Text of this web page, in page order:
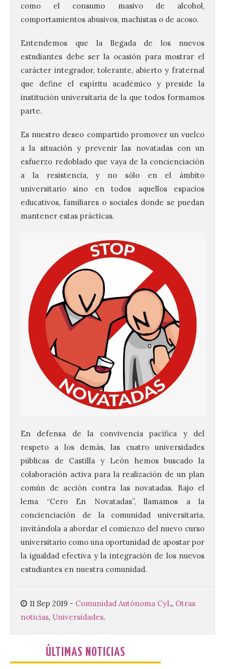
como el consumo masivo de alcohol,
comportamientos abusivos, machistas o de acoso.
Entendemos que la llegada de los nuevos
estudiantes debe ser la ocasión para mostrar el
carácter integrador, tolerante, abierto y fraternal
que define el espíritu académico y preside la
institución universitaria de la que todos formamos
parte.
Es nuestro deseo compartido promover un vuelco
a la situación y prevenir las novatadas con un
esfuerzo redoblado que vaya de la concienciación
a la resistencia, y no sólo en el ámbito
universitario sino en todos aquellos espacios
educativos, familiares o sociales donde se puedan
mantener estas prácticas.
En defensa de la convivencia pacífica y del
respeto a los demás, las cuatro universidades
públicas de Castilla y León hemos buscado la
colaboración activa para la realización de un plan
común de acción contra las novatadas. Bajo el
lema “Cero En Novatadas”, llamamos a la
concienciación de la comunidad universitaria,
invitándola a abordar el comienzo del nuevo curso
universitario como una oportunidad de apostar por
la igualdad efectiva y la integración de los nuevos
estudiantes en nuestra comunidad.
11 Sep 2019 - Comunidad Autónoma CyL, Otras
noticias, Universidades.
ÚLTIMAS NOTICIAS
La 69FIDMA ha acogido
este domingo una nueva
edición del Día de León y
Astorga.
10 Ago 2026
El presidente de la
Diputación de León,
Gerardo Álvarez Courel, y
Aller han participado en el
acto institucional organizado con motivo
del Día de León. Organizada por la
Cámara de Comercio de Gijón, FIDMA es
CIUDEN acoge un nuevo
Eduardo Chillida con el
patrimonio industrial